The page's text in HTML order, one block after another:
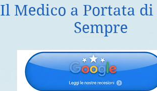
Il Medico a Portata di
Sempre